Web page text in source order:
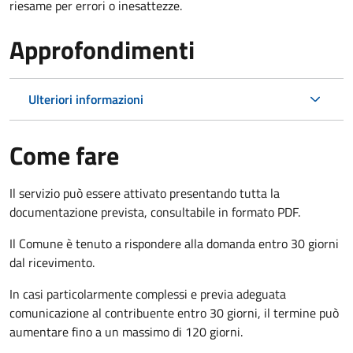
riesame per errori o inesattezze.
Approfondimenti
Ulteriori informazioni
Come fare
Il servizio può essere attivato presentando tutta la
documentazione prevista, consultabile in formato PDF.
Il Comune è tenuto a rispondere alla domanda entro 30 giorni
dal ricevimento.
In casi particolarmente complessi e previa adeguata
comunicazione al contribuente entro 30 giorni, il termine può
aumentare fino a un massimo di 120 giorni.